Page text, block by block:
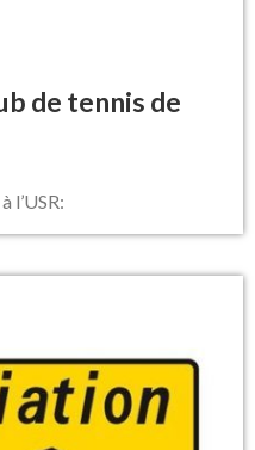
de tennis de
l’USR: